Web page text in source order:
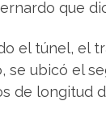
que
el túnel, el
se ubicó el
de longitud